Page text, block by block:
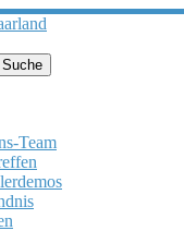
Team